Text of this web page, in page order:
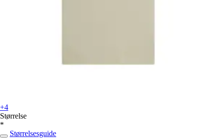
+4
Størrelse
*
Størrelsesguide